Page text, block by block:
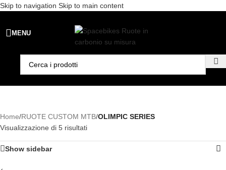
Skip to navigation Skip to main content
Spedizione gratuita per ordini superiori a €99 - 📣 Paga con PayPal in
3 rate senza interessi,
MENU
Home/RUOTE CUSTOM MTB/OLIMPIC SERIES
Visualizzazione di 5 risultati
Show sidebar